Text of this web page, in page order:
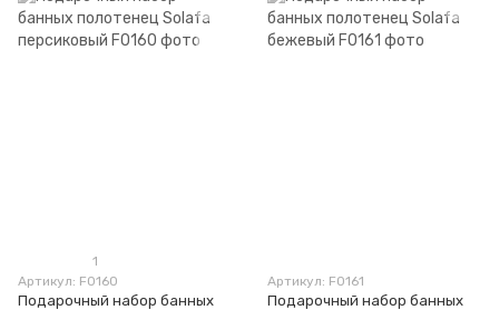
1
Артикул: F0160
Подарочный набор банных
Артикул: F0161
Подарочный набор банных